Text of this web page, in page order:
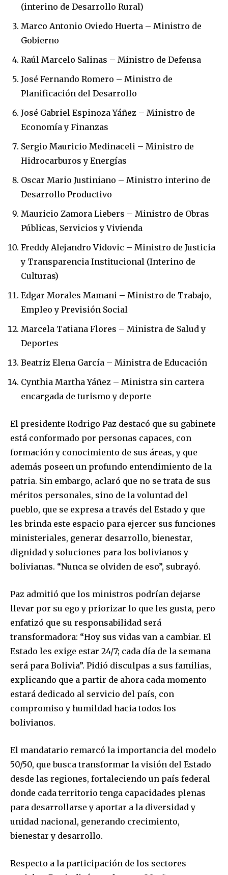
SUBSCRIBERS and be part of the
conversation.
To subscribe, simply enter your email address on our website
or click the subscribe button below. Don't worry, we respect
your privacy and won't spam your inbox. Your information is
safe with us.
I've read and accept the Privacy Policy.
(interino de Desarrollo Rural)
Marco Antonio Oviedo Huerta – Ministro de
Gobierno
Raúl Marcelo Salinas – Ministro de Defensa
José Fernando Romero – Ministro de
Planificación del Desarrollo
José Gabriel Espinoza Yáñez – Ministro de
Economía y Finanzas
Sergio Mauricio Medinaceli – Ministro de
Hidrocarburos y Energías
Oscar Mario Justiniano – Ministro interino de
Desarrollo Productivo
Mauricio Zamora Liebers – Ministro de Obras
Públicas, Servicios y Vivienda
Freddy Alejandro Vidovic – Ministro de Justicia
y Transparencia Institucional (Interino de
Culturas)
Edgar Morales Mamani – Ministro de Trabajo,
Empleo y Previsión Social
Marcela Tatiana Flores – Ministra de Salud y
Deportes
Beatriz Elena García – Ministra de Educación
Cynthia Martha Yáñez – Ministra sin cartera
encargada de turismo y deporte
El presidente Rodrigo Paz destacó que su gabinete
está conformado por personas capaces, con
formación y conocimiento de sus áreas, y que
además poseen un profundo entendimiento de la
patria. Sin embargo, aclaró que no se trata de sus
méritos personales, sino de la voluntad del
pueblo, que se expresa a través del Estado y que
les brinda este espacio para ejercer sus funciones
ministeriales, generar desarrollo, bienestar,
dignidad y soluciones para los bolivianos y
bolivianas. “Nunca se olviden de eso”, subrayó.
Paz admitió que los ministros podrían dejarse
llevar por su ego y priorizar lo que les gusta, pero
enfatizó que su responsabilidad será
transformadora: “Hoy sus vidas van a cambiar. El
Estado les exige estar 24/7; cada día de la semana
será para Bolivia”. Pidió disculpas a sus familias,
explicando que a partir de ahora cada momento
estará dedicado al servicio del país, con
compromiso y humildad hacia todos los
bolivianos.
El mandatario remarcó la importancia del modelo
50/50, que busca transformar la visión del Estado
desde las regiones, fortaleciendo un país federal
donde cada territorio tenga capacidades plenas
para desarrollarse y aportar a la diversidad y
unidad nacional, generando crecimiento,
bienestar y desarrollo.
Respecto a la participación de los sectores